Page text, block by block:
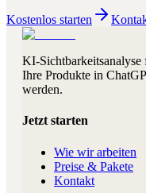
Kostenlos starten
KI-Sichtbarkeitsanalyse
Ihre Produkte in
werden.
Jetzt starten
Wie wir arbeiten
Preise & Pakete
Kontakt